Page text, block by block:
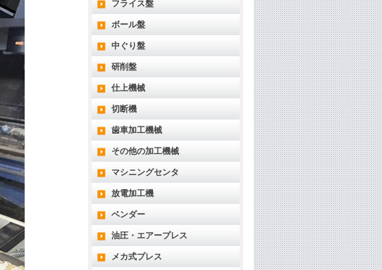
フライス盤
ボール盤
中ぐり盤
研削盤
仕上機械
切断機
歯車加工機械
その他の加工機械
マシニングセンタ
放電加工機
ベンダー
油圧・エアープレス
メカ式プレス